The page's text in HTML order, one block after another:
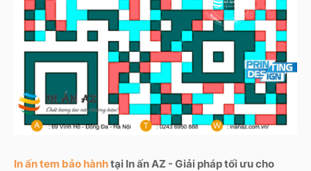
In ấn tem bảo hànhtại In ấn AZ - Giải pháp tối ưu cho